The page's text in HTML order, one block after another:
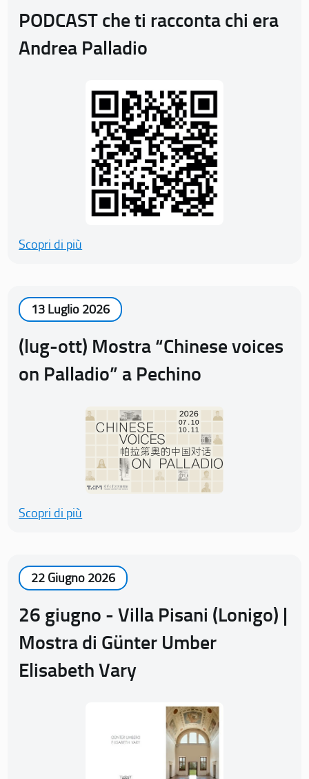
PODCAST che ti racconta chi era
Andrea Palladio
Scopri di più
13 Luglio 2026
(lug-ott) Mostra “Chinese voices
on Palladio” a Pechino
Scopri di più
22 Giugno 2026
26 giugno - Villa Pisani (Lonigo) |
Mostra di Günter Umber
Elisabeth Vary